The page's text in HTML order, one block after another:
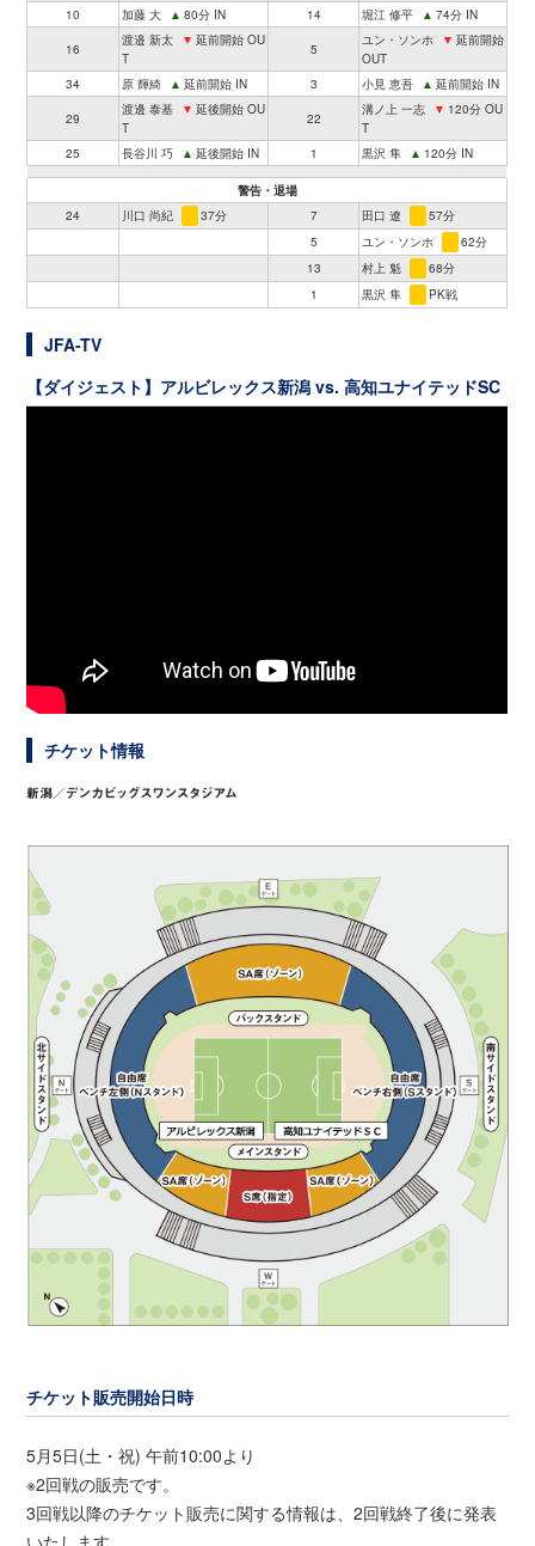
10
加藤 大 ▲ 80分 IN 14 堀江 修平 ▲ 74分 IN
16
渡邉 新太 ▼ 延前開始 OU
T
5
ユン・ソンホ ▼ 延前開始
OUT
34
原 輝綺 ▲ 延前開始 IN 3 小見 恵吾 ▲ 延前開始 IN
29
渡邊 泰基 ▼ 延後開始 OU
T
22
溝ノ上 一志 ▼ 120分 OU
T
25
長谷川 巧 ▲ 延後開始 IN 1 黒沢 隼 ▲ 120分 IN
警告・退場
24
川口 尚紀 37分 7 田口 遼
57分
5
ユン・ソンホ
62分
13
村上 魁
68分
1
黒沢 隼 PK戦
JFA-TV
【ダイジェスト】アルビレックス新潟 vs. 高知ユナイテッドSC
チケット情報
チケット販売開始日時
5月5日(土・祝) 午前10:00より
※2回戦の販売です。
3回戦以降のチケット販売に関する情報は、2回戦終了後に発表
いたします。